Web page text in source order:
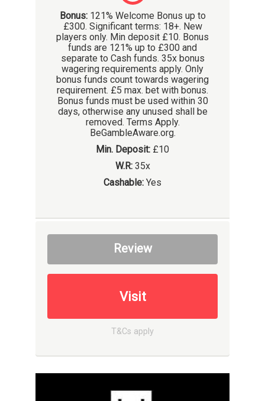
Bonus: 121% Welcome Bonus up to
£300. Significant terms: 18+. New
players only. Min deposit £10. Bonus
funds are 121% up to £300 and
separate to Cash funds. 35x bonus
wagering requirements apply. Only
bonus funds count towards wagering
requirement. £5 max. bet with bonus.
Bonus funds must be used within 30
days, otherwise any unused shall be
removed. Terms Apply.
BeGambleAware.org.
Min. Deposit: £10
W.R: 35x
Cashable: Yes
Review
Visit
T&Cs apply